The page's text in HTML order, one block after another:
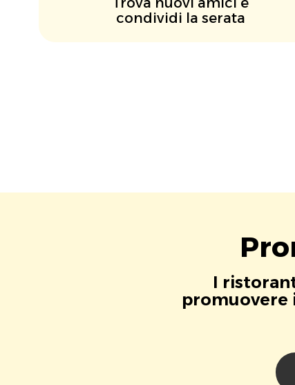
condividi la serata
I
promuovere